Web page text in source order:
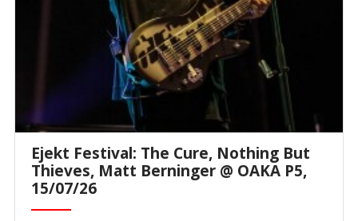
Ejekt Festival: The Cure, Nothing But
Thieves, Matt Berninger @ ΟΑΚΑ P5,
15/07/26